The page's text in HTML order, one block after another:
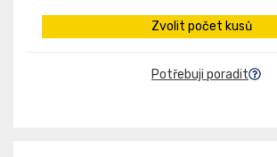
Zvolit počet kusů
Potřebuji poradit